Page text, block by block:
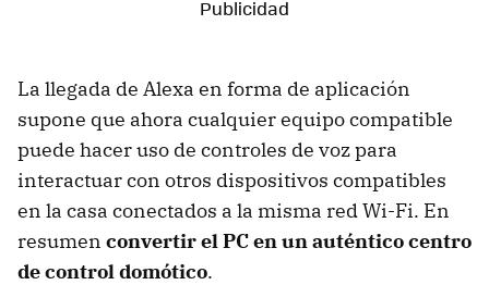
La llegada de Alexa en forma de aplicación
supone que ahora cualquier equipo compatible
puede hacer uso de controles de voz para
interactuar con otros dispositivos compatibles
en la casa conectados a la misma red Wi-Fi. En
resumen convertir el PC en un auténtico centro
de control domótico.